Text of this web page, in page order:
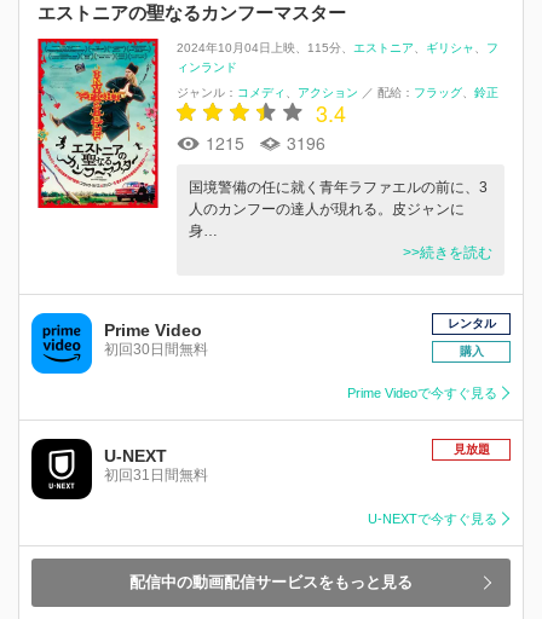
エストニアの聖なるカンフーマスター
2024年10月04日上映 115分 エストニア ギリシャ
フ
ィンランド
ジャンル： コメディ アクション ／ 配給： フラッグ 鈴正
3.4
1215 3196
国境警備の任に就く青年ラファエルの前に、3
人のカンフーの達人が現れる。皮ジャンに
身…
>>続きを読む
Prime Video
初回30日間無料
レンタル
購入
Prime Videoで今すぐ見る
U-NEXT
初回31日間無料
見放題
U-NEXTで今すぐ見る
配信中の動画配信サービスをもっと見る